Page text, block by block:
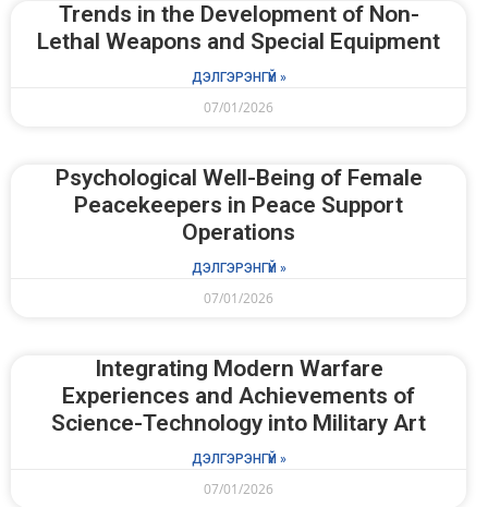
Trends in the Development of Non-
Lethal Weapons and Special Equipment
ДЭЛГЭРЭНГҮЙ »
07/01/2026
Psychological Well-Being of Female
Peacekeepers in Peace Support
Operations
ДЭЛГЭРЭНГҮЙ »
07/01/2026
Integrating Modern Warfare
Experiences and Achievements of
Science-Technology into Military Art
ДЭЛГЭРЭНГҮЙ »
07/01/2026